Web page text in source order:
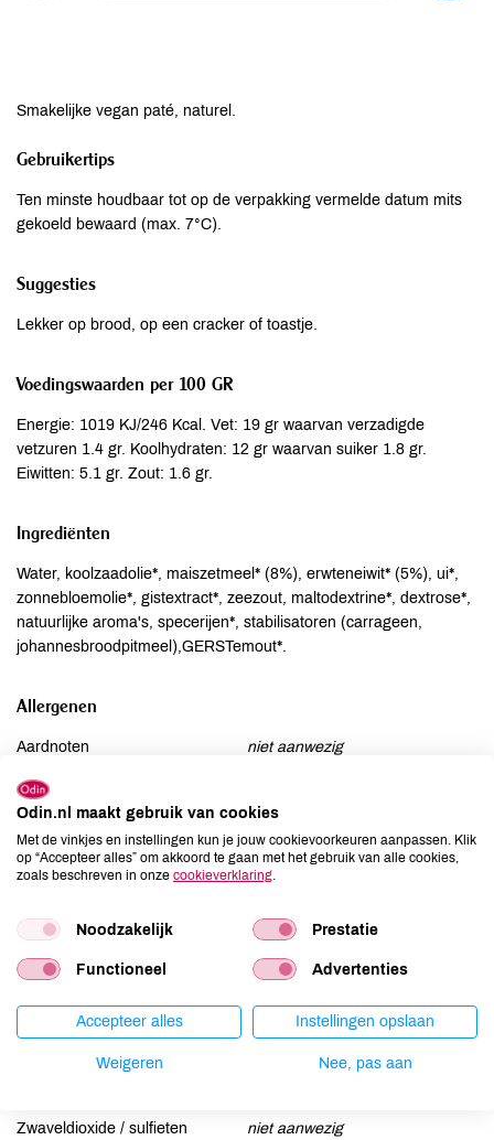
Smakelijke vegan paté, naturel.
Gebruikertips
Ten minste houdbaar tot op de verpakking vermelde datum mits
gekoeld bewaard (max. 7°C).
Suggesties
Lekker op brood, op een cracker of toastje.
Voedingswaarden per 100 GR
Energie: 1019 KJ/246 Kcal. Vet: 19 gr waarvan verzadigde
vetzuren 1.4 gr. Koolhydraten: 12 gr waarvan suiker 1.8 gr.
Eiwitten: 5.1 gr. Zout: 1.6 gr.
Ingrediënten
Water, koolzaadolie*, maiszetmeel* (8%), erwteneiwit* (5%), ui*,
zonnebloemolie*, gistextract*, zeezout, maltodextrine*, dextrose*,
natuurlijke aroma's, specerijen*, stabilisatoren (carrageen,
johannesbroodpitmeel),GERSTemout*.
Allergenen
Aardnoten
niet aanwezig
Ei
Gluten
kan bevatten
Lactose
niet aanwezig
Lupine
niet aanwezig
Noten
kan bevatten
Schaaldieren
niet aanwezig
Selderij
kan bevatten
Sesam
niet aanwezig
Soja
niet aanwezig
niet aanwezig
Zwaveldioxide / sulfieten
niet aanwezig
Odin.nl maakt gebruik van cookies
Met de vinkjes en instellingen kun je jouw cookievoorkeuren aanpassen. Klik
op “Accepteer alles” om akkoord te gaan met het gebruik van alle cookies,
zoals beschreven in onze cookieverklaring.
Noodzakelijk Prestatie
Functioneel Advertenties
Accepteer alles Instellingen opslaan
Weigeren Nee, pas aan